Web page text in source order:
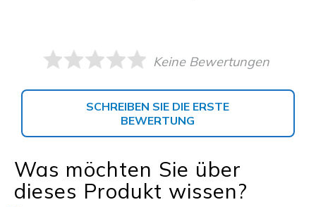
Keine Bewertungen
SCHREIBEN SIE DIE ERSTE
BEWERTUNG
Was möchten Sie über
dieses Produkt wissen?